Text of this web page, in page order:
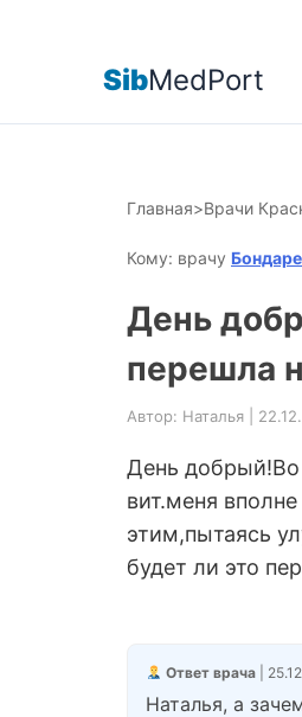
SibMedPort
Главная>Врачи
Кому: врачу
День
перешла
Автор: Наталья |
День добрый!Во
вит.меня
этим,пытаясь
будет ли это
Ответ врача|
Наталья, а